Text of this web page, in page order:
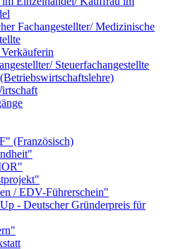
Fachangestellter/ Medizinische
Steuerfachangestellte
(Französisch)
/ EDV-Führerschein"
- Deutscher Gründerpreis für